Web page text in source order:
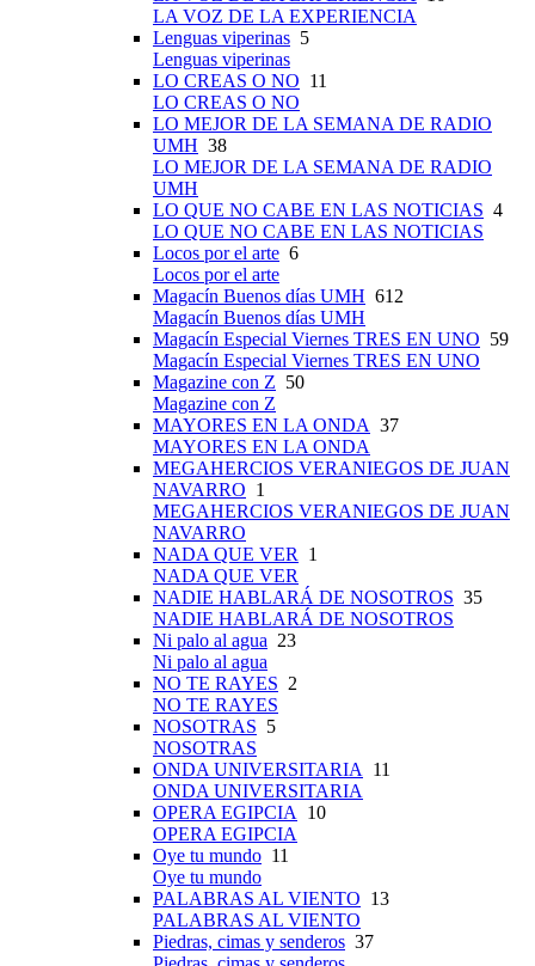
LA VOZ DE LA EXPERIENCIA
Lenguas viperinas 5
Lenguas viperinas
LO CREAS O NO 11
LO CREAS O NO
LO MEJOR DE LA SEMANA DE RADIO
UMH 38
LO MEJOR DE LA SEMANA DE RADIO
UMH
LO QUE NO CABE EN LAS NOTICIAS 4
LO QUE NO CABE EN LAS NOTICIAS
Locos por el arte 6
Locos por el arte
Magacín Buenos días UMH 612
Magacín Buenos días UMH
Magacín Especial Viernes TRES EN UNO 59
Magacín Especial Viernes TRES EN UNO
Magazine con Z 50
Magazine con Z
MAYORES EN LA ONDA 37
MAYORES EN LA ONDA
MEGAHERCIOS VERANIEGOS DE JUAN
NAVARRO 1
MEGAHERCIOS VERANIEGOS DE JUAN
NAVARRO
NADA QUE VER 1
NADA QUE VER
NADIE HABLARÁ DE NOSOTROS 35
NADIE HABLARÁ DE NOSOTROS
Ni palo al agua 23
Ni palo al agua
NO TE RAYES 2
NO TE RAYES
NOSOTRAS 5
NOSOTRAS
ONDA UNIVERSITARIA 11
ONDA UNIVERSITARIA
OPERA EGIPCIA 10
OPERA EGIPCIA
Oye tu mundo 11
Oye tu mundo
PALABRAS AL VIENTO 13
PALABRAS AL VIENTO
Piedras, cimas y senderos 37